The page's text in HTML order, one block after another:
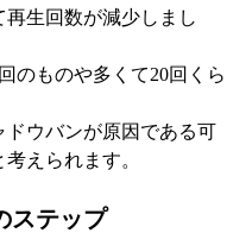
再生回数が減少しまし
のものや多くて20回くら
ドウバンが原因である可
えられます。
ステップ